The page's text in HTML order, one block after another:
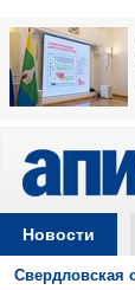
Новости
Свердловская